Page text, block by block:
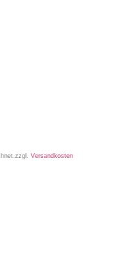
zzgl. Versandkosten